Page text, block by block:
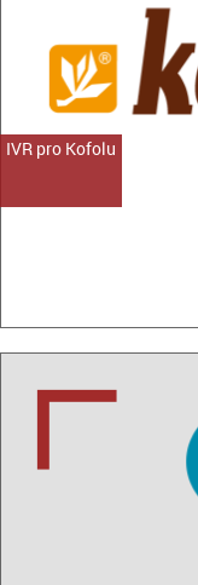
IVR pro Kofolu